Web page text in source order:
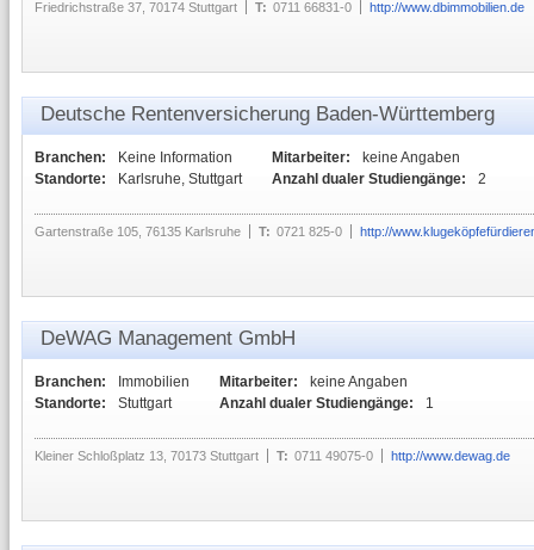
Friedrichstraße 37, 70174 Stuttgart T: 0711 66831-0 http://www.dbimmobilien.de
Deutsche Rentenversicherung Baden-Württemberg
Branchen:
Keine Information
Standorte:
Karlsruhe, Stuttgart
Mitarbeiter:
keine Angaben
Anzahl dualer Studiengänge:
2
Gartenstraße 105, 76135 Karlsruhe T: 0721 825-0 http://
DeWAG Management GmbH
Branchen:
Immobilien
Standorte:
Stuttgart
Mitarbeiter:
keine Angaben
Anzahl dualer Studiengänge:
1
Kleiner Schloßplatz 13, 70173 Stuttgart T: 0711 49075-0 http://www.dewag.de